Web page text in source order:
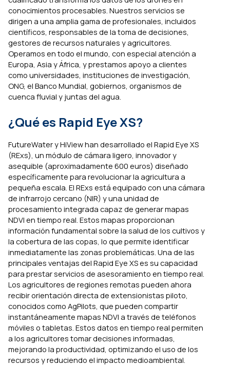
conocimientos procesables. Nuestros servicios se
dirigen a una amplia gama de profesionales, incluidos
científicos, responsables de la toma de decisiones,
gestores de recursos naturales y agricultores.
Operamos en todo el mundo, con especial atención a
Europa, Asia y África, y prestamos apoyo a clientes
como universidades, instituciones de investigación,
ONG, el Banco Mundial, gobiernos, organismos de
cuenca fluvial y juntas del agua.
¿Qué es Rapid Eye XS?
FutureWater y HiView han desarrollado el Rapid Eye XS
(RExs), un módulo de cámara ligero, innovador y
asequible (aproximadamente 600 euros) diseñado
específicamente para revolucionar la agricultura a
pequeña escala. El RExs está equipado con una cámara
de infrarrojo cercano (NIR) y una unidad de
procesamiento integrada capaz de generar mapas
NDVI en tiempo real. Estos mapas proporcionan
información fundamental sobre la salud de los cultivos y
la cobertura de las copas, lo que permite identificar
inmediatamente las zonas problemáticas. Una de las
principales ventajas del Rapid Eye XS es su capacidad
para prestar servicios de asesoramiento en tiempo real.
Los agricultores de regiones remotas pueden ahora
recibir orientación directa de extensionistas piloto,
conocidos como AgPilots, que pueden compartir
instantáneamente mapas NDVI a través de teléfonos
móviles o tabletas. Estos datos en tiempo real permiten
a los agricultores tomar decisiones informadas,
mejorando la productividad, optimizando el uso de los
recursos y reduciendo el impacto medioambiental.